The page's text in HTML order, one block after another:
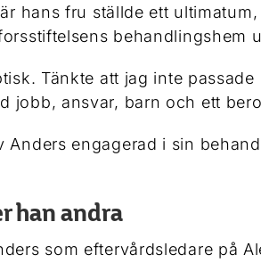
hans fru ställde ett
behandlingshem
Tänkte att jag inte
jobb, ansvar, barn och ett
Anders engagerad i sin
han andra
som eftervårdsledare på